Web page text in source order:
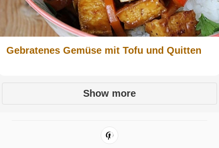
Gebratenes Gemüse mit Tofu und Quitten
Show more